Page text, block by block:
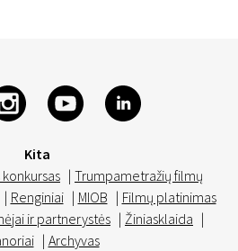
Kita
| Trumpametražių filmų
| Renginiai | MIOB | Filmų platinimas
ir partnerystės | Žiniasklaida |
| Archyvas